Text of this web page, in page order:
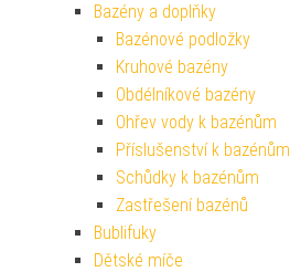
Bazény a doplňky
Bazénové podložky
Kruhové bazény
Obdélníkové bazény
Ohřev vody k bazénům
Příslušenství k bazénům
Schůdky k bazénům
Zastřešení bazénů
Bublifuky
Dětské míče